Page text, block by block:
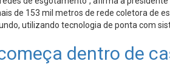
de 153 mil metros de rede coletora de
utilizando tecnologia de ponta com
dentro de